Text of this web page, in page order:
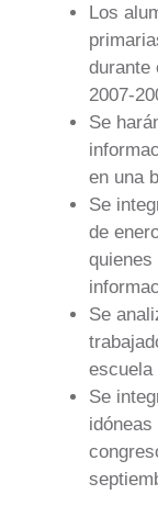
Los
durante
2007-
Se
en una
Se
de
Se
escuela
Se